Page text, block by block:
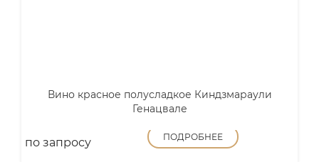
Вино красное полусладкое Киндзмараули
Генацвале
по запросу ПОДРОБНЕЕ